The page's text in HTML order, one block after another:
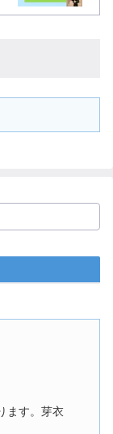
ます。芽衣